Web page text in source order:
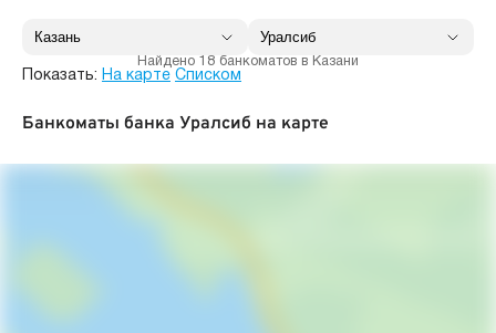
Найдено 18 банкоматов в Казани
Показать: На карте Списком
Банкоматы банка Уралсиб на карте